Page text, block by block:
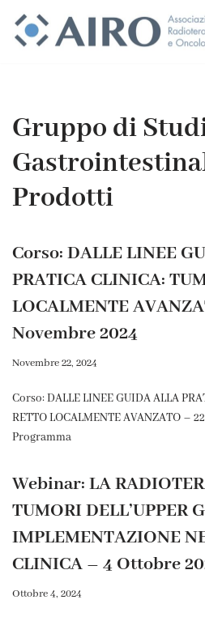
Vai
Gruppo di
Prodotti
Corso: DALLE LINEE
PRATICA CLINICA:
LOCALMENTE
Novembre 2024
Novembre 22, 2024
Corso: DALLE LINEE GUIDA ALLA
RETTO LOCALMENTE AVANZATO –
Programma
Webinar: LA
TUMORI DELL’UPPER
IMPLEMENTAZIONE
CLINICA – 4 Ottobre
Ottobre 4, 2024